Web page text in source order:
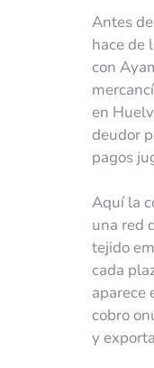
Antes
hace de
con
en
deudor
pagos
Aquí la
una red
tejido
cada
aparece
cobro
y